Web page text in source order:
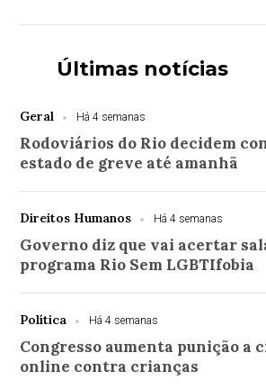
Últimas notícias
Geral Há 4 semanas
Rodoviários do Rio decidem
estado de greve até amanhã
Direitos Humanos Há 4 semanas
Governo diz que vai acertar
programa Rio Sem LGBTIfobia
Política Há 4 semanas
Congresso aumenta punição a
online contra crianças